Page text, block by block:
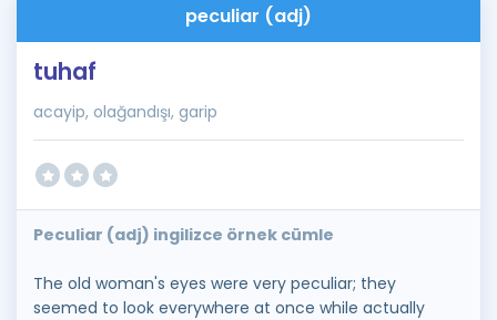
İngilizce Gramer
peculiar (adj)
tuhaf
acayip, olağandışı, garip
Peculiar (adj) ingilizce örnek cümle
The old woman's eyes were very peculiar; they
seemed to look everywhere at once while actually